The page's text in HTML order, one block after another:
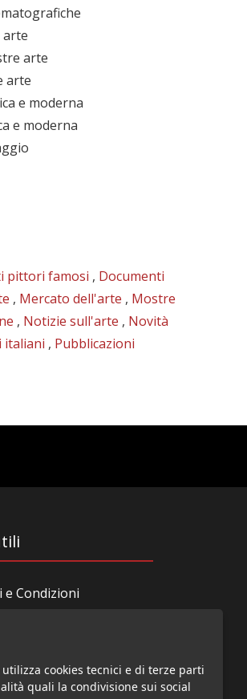
arte
arte
arte
e moderna
e moderna
pittori famosi , Documenti
, Mercato dell'arte , Mostre
, Notizie sull'arte , Novità
italiani , Pubblicazioni
e Condizioni
con noi
utilizza cookies tecnici e di terze parti
quali la condivisione sui social